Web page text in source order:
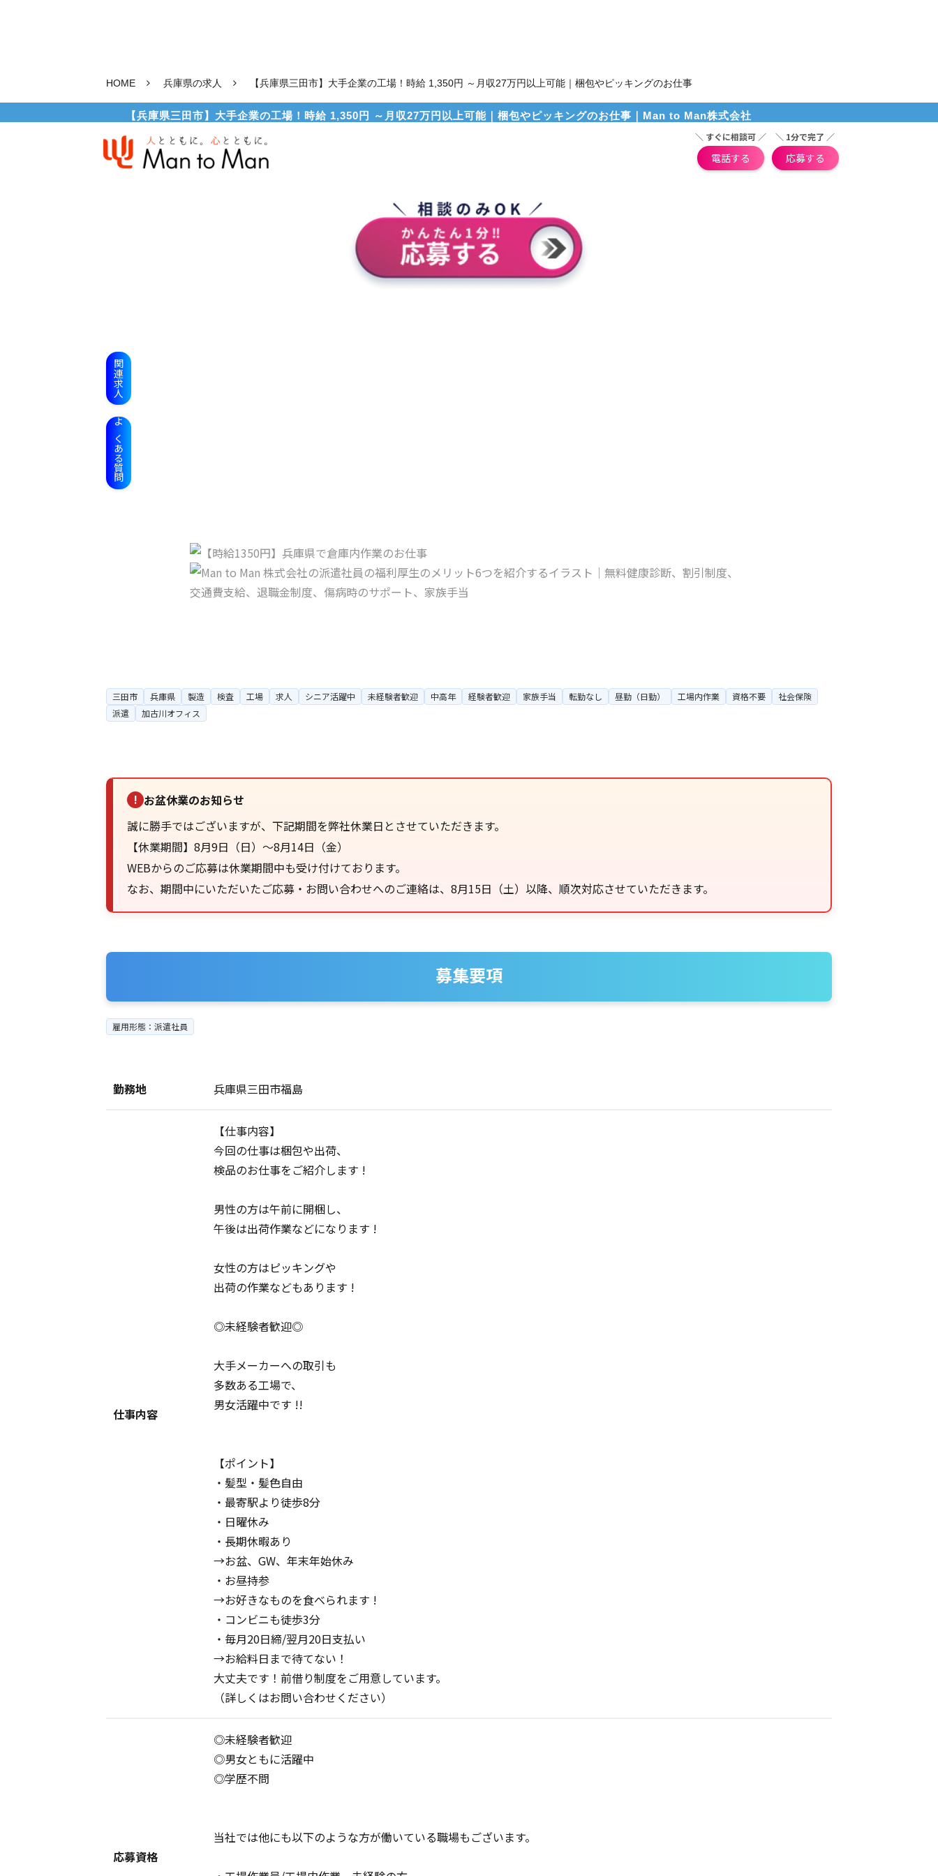
HOME 兵庫県の求人 【兵庫県三田市】大手企業の工場！時給 1,350円 ～月収27万円以上可能｜梱包やピッキングのお仕事
【兵庫県三田市】大手企業の工場！時給 1,350円 ～月収27万円以上可能｜梱包やピッキングのお仕事｜Man to Man株式会社
＼ すぐに相談可 ／
電話する
＼ 1分で完了 ／
応募する
関連求人
よくある質問
三田市 兵庫県 製造 検査 工場 求人 シニア活躍中 未経験者歓迎 中高年 経験者歓迎 家族手当 転勤なし 昼勤（日勤） 工場内作業 資格不要
社会保険
派遣
加古川オフィス
! お盆休業のお知らせ
誠に勝手ではございますが、下記期間を弊社休業日とさせていただきます。
【休業期間】8月9日（日）～8月14日（金）
WEBからのご応募は休業期間中も受け付けております。
なお、期間中にいただいたご応募・お問い合わせへのご連絡は、8月15日（土）以降、順次対応させていただきます。
募集要項
雇用形態：派遣社員
勤務地 兵庫県三田市福島
仕事内容
【仕事内容】
今回の仕事は梱包や出荷、
検品のお仕事をご紹介します !
男性の方は午前に開梱し、
午後は出荷作業などになります !
女性の方はピッキングや
出荷の作業などもあります !
◎未経験者歓迎◎
大手メーカーへの取引も
多数ある工場で、
男女活躍中です !!
【ポイント】
・髪型・髪色自由
・最寄駅より徒歩8分
・日曜休み
・長期休暇あり
→お盆、GW、年末年始休み
・お昼持参
→お好きなものを食べられます !
・コンビニも徒歩3分
・毎月20日締/翌月20日支払い
→お給料日まで待てない！
大丈夫です！前借り制度をご用意しています。
（詳しくはお問い合わせください）
応募資格
◎未経験者歓迎
◎男女ともに活躍中
◎学歴不問
当社では他にも以下のような方が働いている職場もございます。